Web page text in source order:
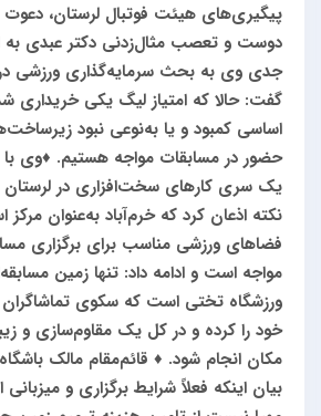
پیگیری‌های هیئت فوتبال لرستان، دعوت
دوست و تعصب مثال‌زدنی دکتر عبدی به
جدی وی به بحث سرمایه‌گذاری ورزشی
گفت: حالا که امتیاز لیگ یکی خریداری
اساسی کمبود و یا به‌نوعی نبود
حضور در مسابقات مواجه هستیم. ♦️وی با
یک سری کارهای سخت‌افزاری در لرستان
نکته اذعان کرد که خرم‌آباد به‌عنوان مرکز
فضاهای ورزشی مناسب برای برگزاری
مواجه است و ادامه داد: تنها زمین
ورزشگاه تختی است که سکوی تماشاگران
خود را کرده و در کل یک مقاوم‌سازی و
مکان انجام شود. ♦️ قائم‌مقام مالک
بیان اینکه فعلاً شرایط برگزاری و میزبانی